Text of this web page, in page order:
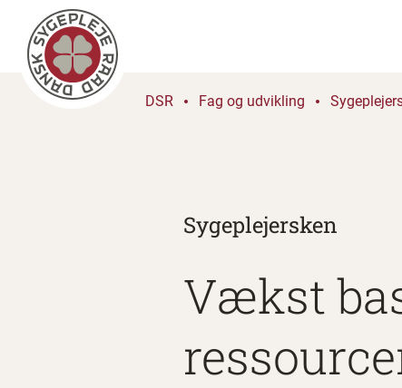
DSR Fag og udvikling
Sygeplejersken
Vækst